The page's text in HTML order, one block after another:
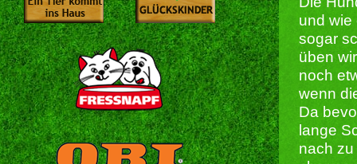
und wie
sogar
üben
noch
wenn
Da
lange
nach